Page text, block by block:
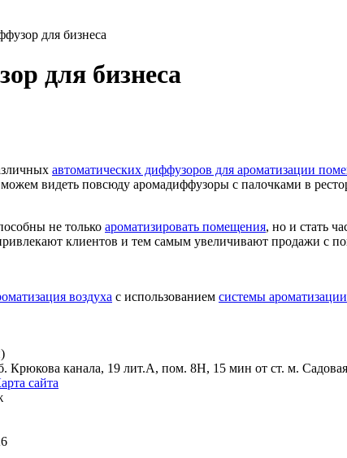
для бизнеса
для бизнеса
автоматических диффузоров для ароматизации
видеть повсюду аромадиффузоры с палочками в
не только ароматизировать помещения, но и стать
клиентов и тем самым увеличивают продажи с
воздуха с использованием системы ароматизации
Крюкова канала, 19 лит.А, пом. 8Н, 15 мин от ст. м. Садовая
сайта